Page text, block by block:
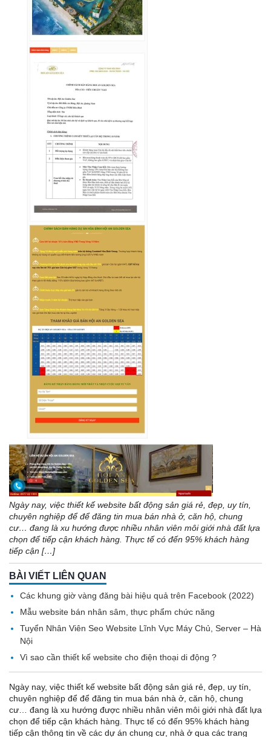
Ngày nay, việc thiết kế website bất động sản giá rẻ, đẹp, uy tín,
chuyên nghiệp để để đăng tin mua bán nhà ở, căn hộ, chung
cư… đang là xu hướng được nhiều nhân viên môi giới nhà đất lựa
chọn để tiếp cận khách hàng. Thực tế có đến 95% khách hàng
tiếp cận […]
BÀI VIẾT LIÊN QUAN
Các khung giờ vàng đăng bài hiệu quả trên Facebook (2022)
Mẫu website bán nhân sâm, thực phẩm chức năng
Tuyển Nhân Viên Seo Website Lĩnh Vực Máy Chủ, Server – Hà
Nội
Vì sao cần thiết kế website cho điện thoại di động ?
Ngày nay, việc thiết kế website bất động sản giá rẻ, đẹp, uy tín,
chuyên nghiệp để để đăng tin mua bán nhà ở, căn hộ, chung
cư… đang là xu hướng được nhiều nhân viên môi giới nhà đất lựa
chọn để tiếp cận khách hàng. Thực tế có đến 95% khách hàng
tiếp cận thông tin về các dự án chung cư, nhà ở qua các trang